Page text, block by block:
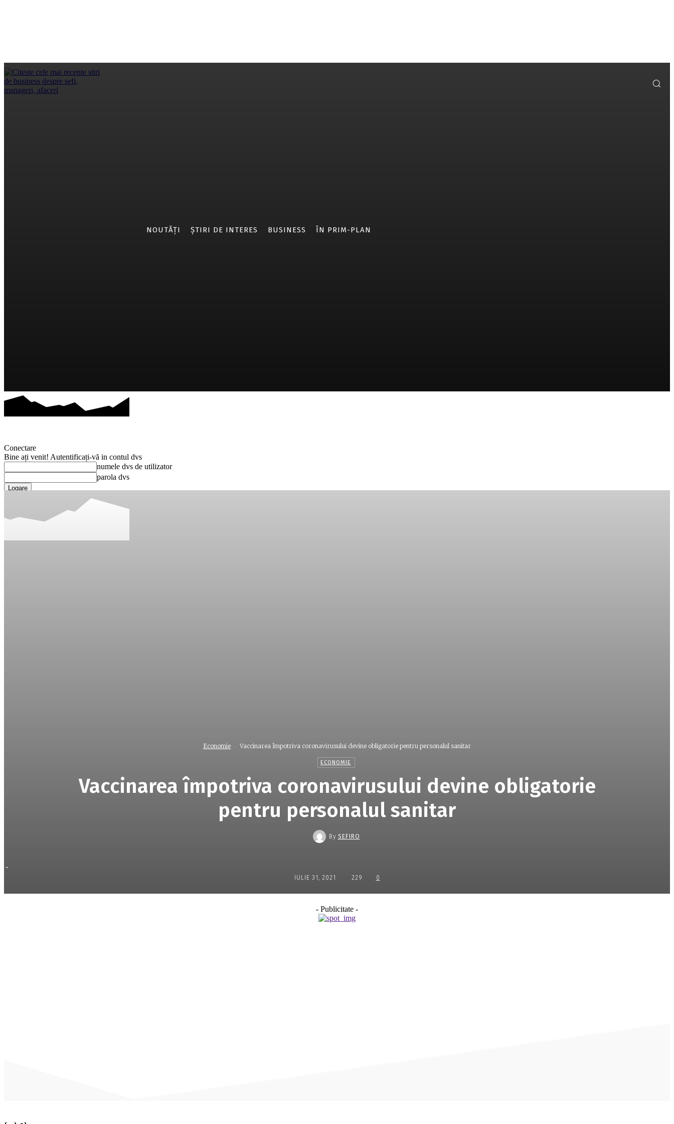
NOUTĂȚI ȘTIRI DE INTERES BUSINESS ÎN PRIM-PLAN
Conectare
Bine ați venit! Autentificați-vă in contul dvs
numele dvs de utilizator
parola dvs
Ați uitat parola? obține ajutor
Recuperați-vă parola
Economie Vaccinarea împotriva coronavirusului devine obligatorie pentru personalul sanitar
ECONOMIE
Vaccinarea împotriva coronavirusului devine obligatorie
pentru personalul sanitar
By SEFIRO
-
IULIE 31, 2021 229 0
- Publicitate -